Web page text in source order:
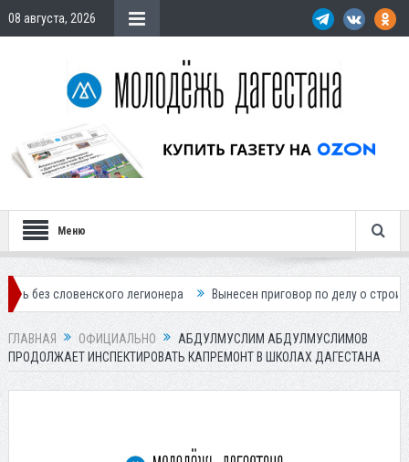
08 августа, 2026
Меню
легионера Вынесен приговор по делу о строительстве
ГЛАВНАЯ ОФИЦИАЛЬНО
АБДУЛМУСЛИМ АБДУЛМУСЛИМОВ
ПРОДОЛЖАЕТ ИНСПЕКТИРОВАТЬ КАПРЕМОНТ В ШКОЛАХ ДАГЕСТАНА